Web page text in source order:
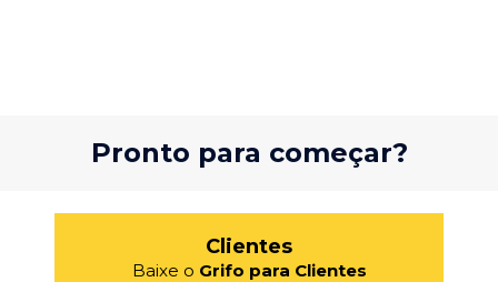
Pronto para começar?
Clientes
Baixe o Grifo para Clientes